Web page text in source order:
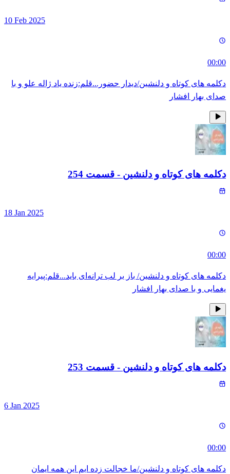
10 Feb 2025
00:00
دکلمه های کوتاه و دلنشین/دیدار حضور...قلم:زنده یاد ژاله علو و با
صدای بهار افشار
دکلمه های کوتاه و دلنشین - قسمت 254
18 Jan 2025
00:00
دکلمه های کوتاه و دلنشین/ باز بر لب ترانه‌ای باید...قلم:پیرایه
یغمایی و با صدای بهار افشار
دکلمه های کوتاه و دلنشین - قسمت 253
6 Jan 2025
00:00
دکلمه های کوتاه و دلنشین/ما خجالت زده ایم این همه ایمان